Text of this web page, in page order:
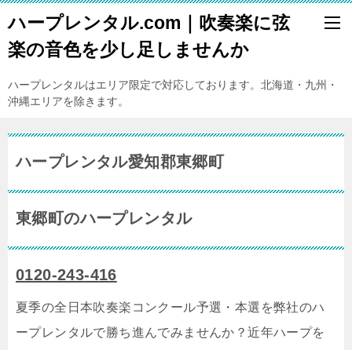
ハープレンタル.com｜吹奏楽に弦
楽の音色を少し足しませんか
ハープレンタルはエリア限定で対応しております。北海道・九州・
沖縄エリアを除きます。
ハープレンタル愛知郡東郷町
東郷町のハープレンタル
0120-243-416
夏季の全日本吹奏楽コンクール予選・本選を弊社のハ
ープレンタルで勝ち進んでみませんか？近年ハープを